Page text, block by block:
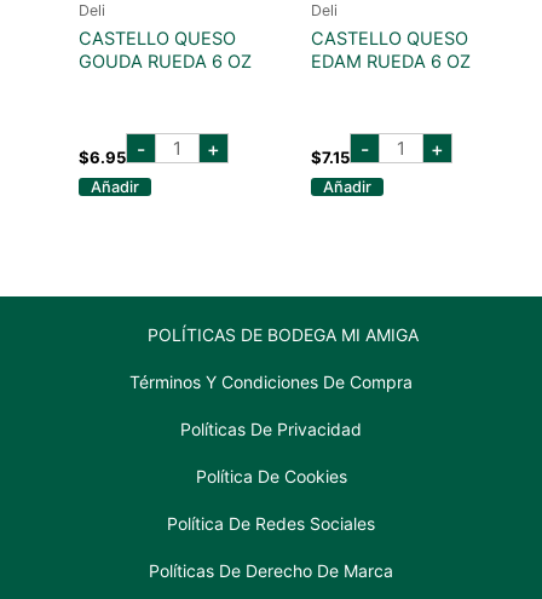
Deli
CASTELLO QUESO
GOUDA RUEDA 6 OZ
$6.95 - CASTELLO
QUESO
+
Añadir
Deli
CASTELLO QUESO
EDAM RUEDA 6 OZ
$7.15 - CASTELLO
QUESO
EDAM
RUEDA
+
Añadir
POLÍTICAS DE BODEGA MI AMIGA
Términos Y Condiciones De Compra
Políticas De Privacidad
Política De Cookies
Política De Redes Sociales
Políticas De Derecho De Marca